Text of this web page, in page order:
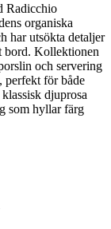
Radicchio
organiska
har utsökta detaljer
bord. Kollektionen
och servering
perfekt för både
djuprosa
som hyllar färg